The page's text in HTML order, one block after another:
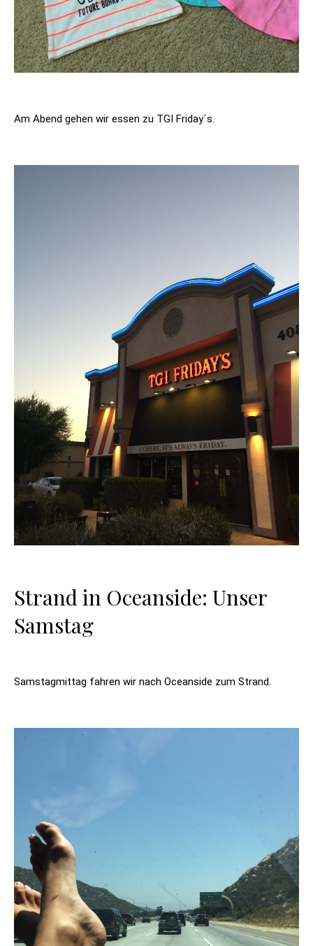
Am Abend gehen wir essen zu TGI Friday´s.
Strand in Oceanside: Unser
Samstag
Samstagmittag fahren wir nach Oceanside zum Strand.